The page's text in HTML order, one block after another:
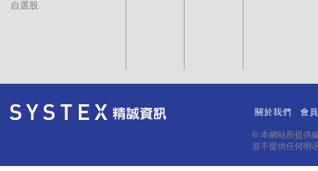
自選股
關於我們 會
© 本網站所提供
並不提供任何明